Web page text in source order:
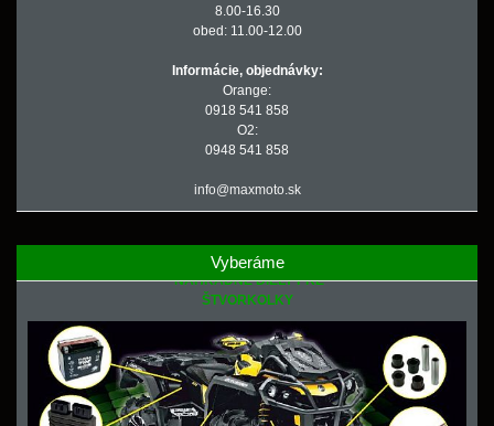
8.00-16.30
obed: 11.00-12.00
Informácie, objednávky:
Orange:
0918 541 858
O2:
0948 541 858
info@maxmoto.sk
Vyberáme
NÁHRADNÉ DIELY PRE
ŠTVORKOLKY